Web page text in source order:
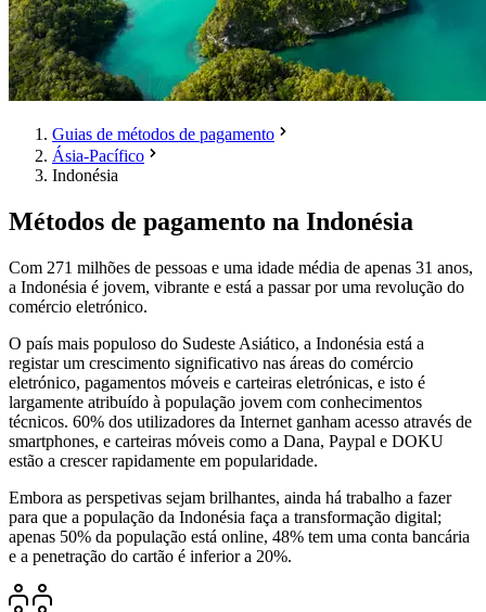
Guias de métodos de pagamento
Ásia-Pacífico
Indonésia
Métodos de pagamento na Indonésia
Com 271 milhões de pessoas e uma idade média de apenas 31 anos,
a Indonésia é jovem, vibrante e está a passar por uma revolução do
comércio eletrónico.
O país mais populoso do Sudeste Asiático, a Indonésia está a
registar um crescimento significativo nas áreas do comércio
eletrónico, pagamentos móveis e carteiras eletrónicas, e isto é
largamente atribuído à população jovem com conhecimentos
técnicos. 60% dos utilizadores da Internet ganham acesso através de
smartphones, e carteiras móveis como a Dana, Paypal e DOKU
estão a crescer rapidamente em popularidade.
Embora as perspetivas sejam brilhantes, ainda há trabalho a fazer
para que a população da Indonésia faça a transformação digital;
apenas 50% da população está online, 48% tem uma conta bancária
e a penetração do cartão é inferior a 20%.